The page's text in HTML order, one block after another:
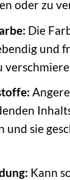
oder zu
Die
und
und sie
Kann